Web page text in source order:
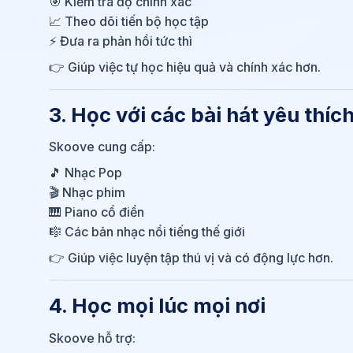
📈 Theo dõi tiến bộ học tập
⚡ Đưa ra phản hồi tức thì
👉 Giúp việc tự học hiệu quả và chính xác hơn.
3. Học với các bài hát yêu
Skoove cung cấp:
🎵 Nhạc Pop
🎬 Nhạc phim
🎹 Piano cổ điển
🎼 Các bản nhạc nổi tiếng thế giới
👉 Giúp việc luyện tập thú vị và có động lực hơn.
4. Học mọi lúc mọi nơi
Skoove hỗ trợ: